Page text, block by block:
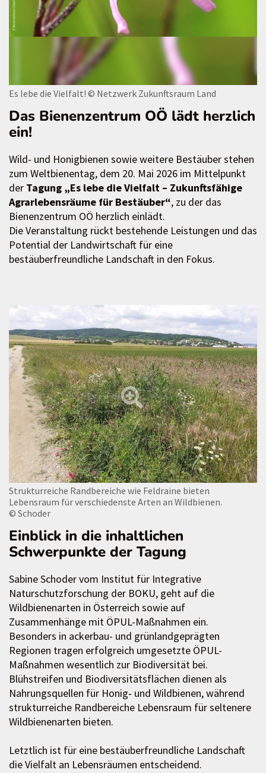
Es lebe die Vielfalt! © Netzwerk Zukunftsraum Land
Das Bienenzentrum OÖ lädt herzlich
ein!
Wild- und Honigbienen sowie weitere Bestäuber stehen
zum Weltbienentag, dem 20. Mai 2026 im Mittelpunkt
der Tagung „Es lebe die Vielfalt – Zukunftsfähige
Agrarlebensräume für Bestäuber“, zu der das
Bienenzentrum OÖ herzlich einlädt.
Die Veranstaltung rückt bestehende Leistungen und das
Potential der Landwirtschaft für eine
bestäuberfreundliche Landschaft in den Fokus.
Strukturreiche Randbereiche wie Feldraine bieten
Lebensraum für verschiedenste Arten an Wildbienen.
© Schoder
Einblick in die inhaltlichen
Schwerpunkte der Tagung
Sabine Schoder vom Institut für Integrative
Naturschutzforschung der BOKU, geht auf die
Wildbienenarten in Österreich sowie auf
Zusammenhänge mit ÖPUL-Maßnahmen ein.
Besonders in ackerbau- und grünlandgeprägten
Regionen tragen erfolgreich umgesetzte ÖPUL-
Maßnahmen wesentlich zur Biodiversität bei.
Blühstreifen und Biodiversitätsflächen dienen als
Nahrungsquellen für Honig‑ und Wildbienen, während
strukturreiche Randbereiche Lebensraum für seltenere
Wildbienenarten bieten.
Letztlich ist für eine bestäuberfreundliche Landschaft
die Vielfalt an Lebensräumen entscheidend.